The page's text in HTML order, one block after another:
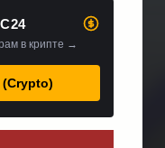
в крипте →
(Crypto)